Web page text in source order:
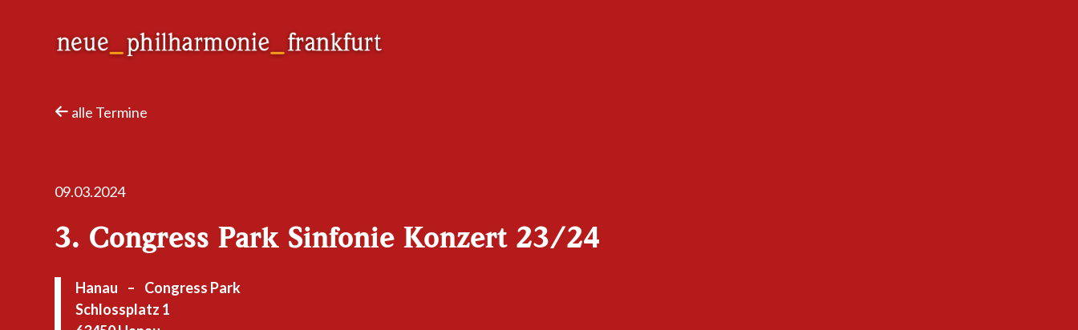
alle Termine
09.03.2024
3. Congress Park Sinfonie Konzert 23/24
Hanau –
Congress Park
Schlossplatz 1